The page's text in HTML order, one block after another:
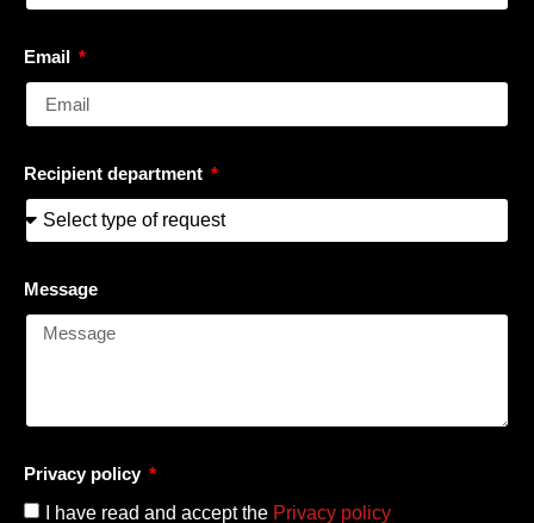
Email
Recipient department
Message
Privacy policy
I have read and accept the Privacy policy